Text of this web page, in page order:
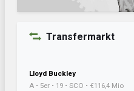
Transfermarkt
Lloyd Buckley
A • 5er • 19 • SCO • €116,4 Mio